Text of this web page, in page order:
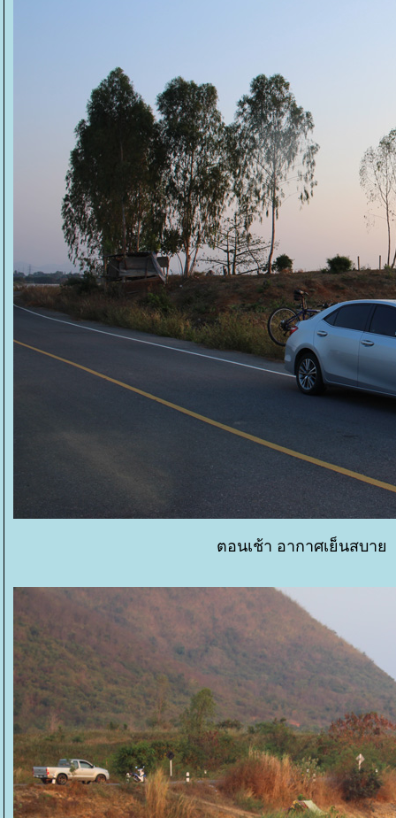
ตอนเช้า อากาศเย็นสบา